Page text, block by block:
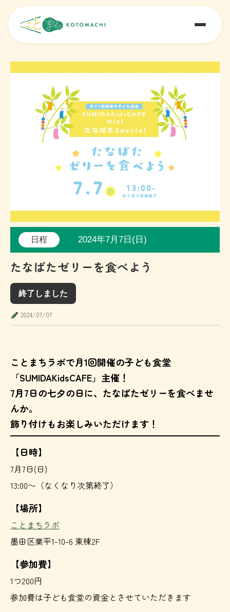
日程 2024年7月7日(日)
たなばたゼリーを食べよう
終了しました
2024/07/07
ことまちラボで月1回開催の子ども食堂
「SUMIDAKidsCAFE」主催！
7月7日の七夕の日に、たなばたゼリーを食べませ
んか。
飾り付けもお楽しみいただけます！
【日時】
7月7日(日)
13:00〜（なくなり次第終了）
【場所】
ことまちラボ
墨田区業平1-10-6 東棟2F
【参加費】
1つ200円
参加費は子ども食堂の資金とさせていただきます